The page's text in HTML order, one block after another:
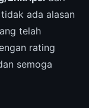
ada alasan
telah
rating
semoga